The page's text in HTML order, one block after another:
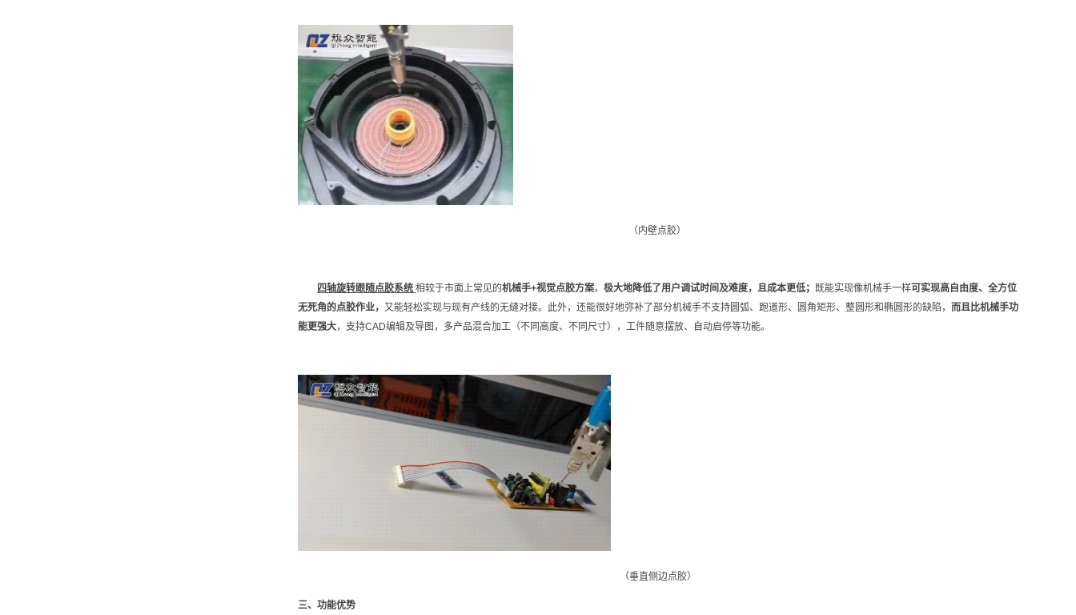
（内壁点胶）
四轴旋转跟随点胶系统 相较于市面上常见的机械手+视觉点胶方案， 极大地降低了用户调试时间及难度，且成本更低； 既能实现像机械手一样可实现高自由度、全方位
无死角的点胶作业， 又能轻松实现与现有产线的无缝对接。此外，还能很好地弥补了部分机械手不支持圆弧、跑道形、圆角矩形、整圆形和椭圆形的缺陷， 而且比机械手功
能更强大，支持CAD编辑及导图，多产品混合加工（不同高度、不同尺寸），工件随意摆放、自动启停等功能。
（垂直侧边点胶）
三、功能优势